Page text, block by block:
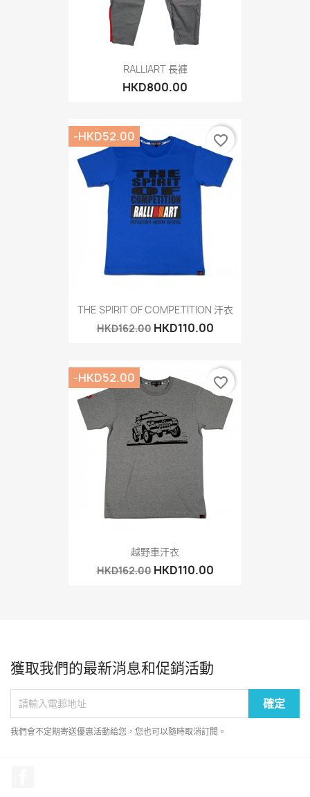
RALLIART 長褲
HKD800.00
THE SPIRIT OF COMPETITION 汗衣
HKD162.00 HKD110.00
-HKD52.00 favorite_border
越野車汗衣
HKD162.00 HKD110.00
-HKD52.00 favorite_border
獲取我們的最新消息和促銷活動
我們會不定期寄送優惠活動給您，您也可以隨時取消訂閱。